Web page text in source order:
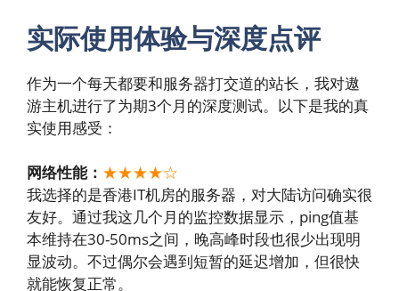
实际使用体验与深度点评
作为一个每天都要和服务器打交道的站长，我对遨
游主机进行了为期3个月的深度测试。以下是我的真
实使用感受：
网络性能： ★★★★☆
我选择的是香港IT机房的服务器，对大陆访问确实很
友好。通过我这几个月的监控数据显示，ping值基
本维持在30-50ms之间，晚高峰时段也很少出现明
显波动。不过偶尔会遇到短暂的延迟增加，但很快
就能恢复正常。